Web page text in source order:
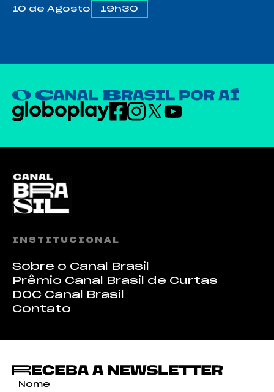
10 de Agosto 19h30
INSTITUCIONAL
Sobre o Canal Brasil
Prêmio Canal Brasil de Curtas
DOC Canal Brasil
Contato